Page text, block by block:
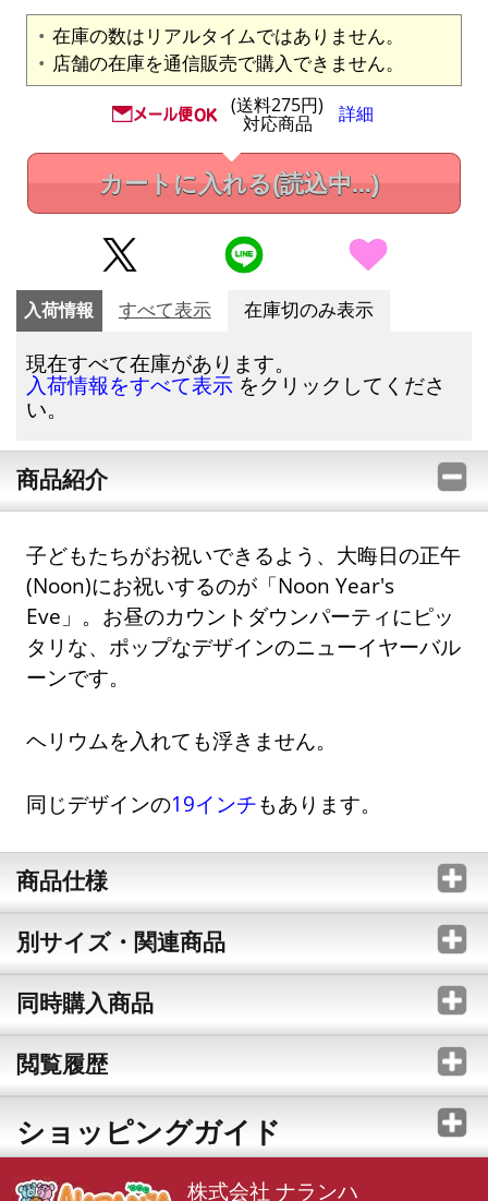
在庫の数はリアルタイムではありません。
店舗の在庫を通信販売で購入できません。
(送料275円)
対応商品 詳細
カートに入れる(読込中...)
入荷情報 すべて表示 在庫切のみ表示
現在すべて在庫があります。
入荷情報をすべて表示 をクリックしてくださ
い。
商品紹介
子どもたちがお祝いできるよう、大晦日の正午
(Noon)にお祝いするのが「Noon Year's
Eve」。お昼のカウントダウンパーティにピッ
タリな、ポップなデザインのニューイヤーバル
ーンです。
ヘリウムを入れても浮きません。
同じデザインの19インチもあります。
商品仕様
別サイズ・関連商品
同時購入商品
閲覧履歴
ショッピングガイド
株式会社 ナランハ